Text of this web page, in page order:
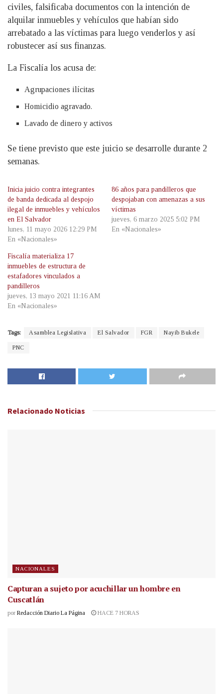
civiles, falsificaba documentos con la intención de
alquilar inmuebles y vehículos que habían sido
arrebatado a las víctimas para luego venderlos y así
robustecer así sus finanzas.
La Fiscalía los acusa de:
Agrupaciones ilícitas
Homicidio agravado.
Lavado de dinero y activos
Se tiene previsto que este juicio se desarrolle durante 2
semanas.
Inicia juicio contra integrantes
de banda dedicada al despojo
ilegal de inmuebles y vehículos
en El Salvador
lunes, 11 mayo 2026 12:29 PM
En «Nacionales»
86 años para pandilleros que
despojaban con amenazas a sus
víctimas
jueves, 6 marzo 2025 5:02 PM
En «Nacionales»
Fiscalía materializa 17
inmuebles de estructura de
estafadores vinculados a
pandilleros
jueves, 13 mayo 2021 11:16 AM
En «Nacionales»
Tags: Asamblea Legislativa El Salvador FGR Nayib Bukele
PNC
Relacionado Noticias
NACIONALES
Capturan a sujeto por acuchillar un hombre en
Cuscatlán
por Redacción Diario La Página HACE 7 HORAS